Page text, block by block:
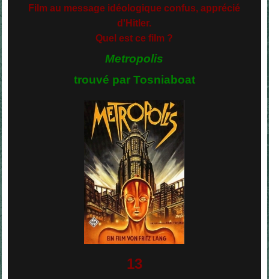
Film au message idéologique confus, apprécié
d'Hitler.
Quel est ce film ?
Metropolis
trouvé par Tosniaboat
13